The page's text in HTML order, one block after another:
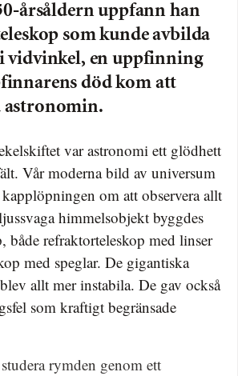
årsåldern uppfann han
som kunde avbilda
vidvinkel, en uppfinning
död kom att
astronomin.
Vår moderna bild av universum
om att observera allt
himmelsobjekt byggdes
både refraktorteleskop med linser
med speglar. De gigantiska
allt mer instabila. De gav också
som kraftigt begränsade
rymden genom ett